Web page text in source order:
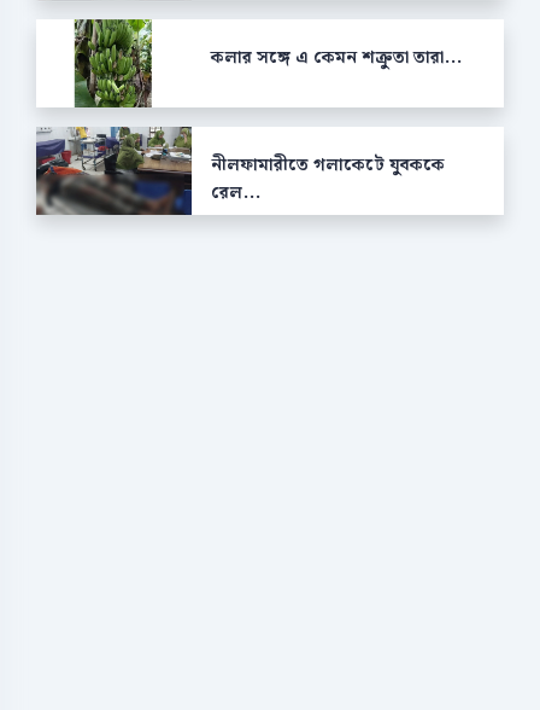
কলার সঙ্গে এ কেমন শক্রুতা তারা...
নীলফামারীতে গলাকেটে যুবককে
রেল...